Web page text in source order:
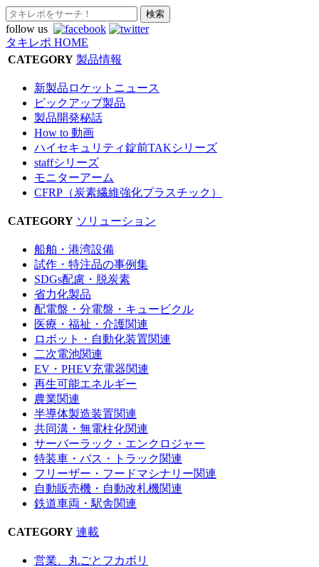
follow us
タキレポ HOME
CATEGORY 製品情報
新製品ロケットニュース
ピックアップ製品
製品開発秘話
How to 動画
ハイセキュリティ錠前TAKシリーズ
staffシリーズ
モニターアーム
CFRP（炭素繊維強化プラスチック）
CATEGORY ソリューション
船舶・港湾設備
試作・特注品の事例集
SDGs配慮・脱炭素
省力化製品
配電盤・分電盤・キュービクル
医療・福祉・介護関連
ロボット・自動化装置関連
二次電池関連
EV・PHEV充電器関連
再生可能エネルギー
農業関連
半導体製造装置関連
共同溝・無電柱化関連
サーバーラック・エンクロジャー
特装車・バス・トラック関連
フリーザー・フードマシナリー関連
自動販売機・自動改札機関連
鉄道車両・駅舎関連
CATEGORY 連載
営業、丸ごとフカボリ